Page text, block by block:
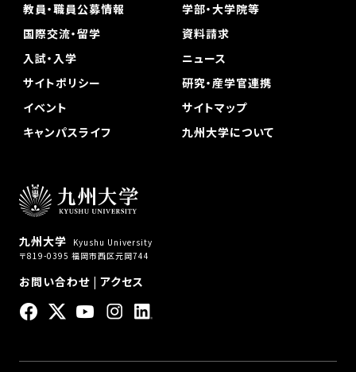
九州大学
Kyushu University
〒819-0395 福岡市西区元岡744
お問い合わせ| アクセス
教員・職員公募情報
学部・大学院等
国際交流・留学
資料請求
入試・入学
ニュース
サイトポリシー
研究・産学官連携
イベント
サイトマップ
キャンパスライフ
九州大学について